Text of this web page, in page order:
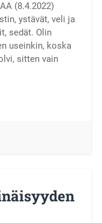
(8.4.2022)
ystävät, veli ja
sedät. Olin
useinkin, koska
sitten vain